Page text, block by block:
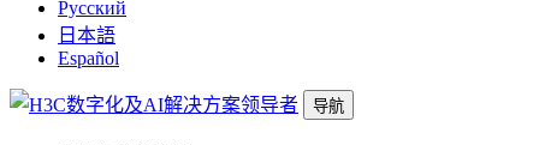
Русский
日本語
Español
导航